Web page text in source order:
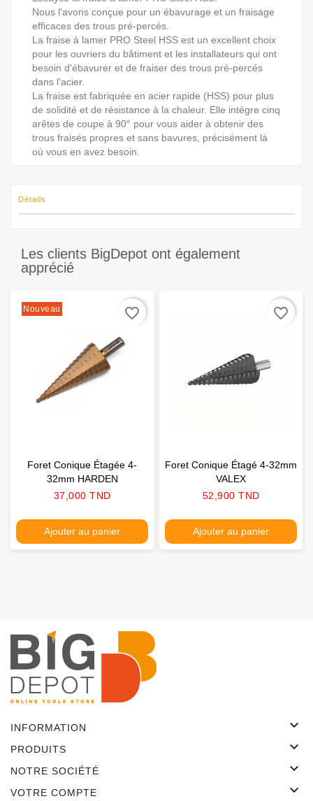
Nous l'avons conçue pour un ébavurage et un fraisage
efficaces des trous pré-percés.
La fraise à lamer PRO Steel HSS est un excellent choix
pour les ouvriers du bâtiment et les installateurs qui ont
besoin d'ébavurer et de fraiser des trous pré-percés
dans l'acier.
La fraise est fabriquée en acier rapide (HSS) pour plus
de solidité et de résistance à la chaleur. Elle intègre cinq
arêtes de coupe à 90° pour vous aider à obtenir des
trous fraisés propres et sans bavures, précisément là
où vous en avez besoin.
Détails
Les clients BigDepot ont également
apprécié
Nouveau
Foret Conique Étagée 4-
32mm HARDEN
Prix
37,000 TND
Ajouter au panier
favorite_border
Foret Conique Étagé 4-32mm
VALEX
Prix
52,900 TND
Ajouter au panier
favorite_border
INFORMATION 
PRODUITS 
NOTRE SOCIÉTÉ 
VOTRE COMPTE 